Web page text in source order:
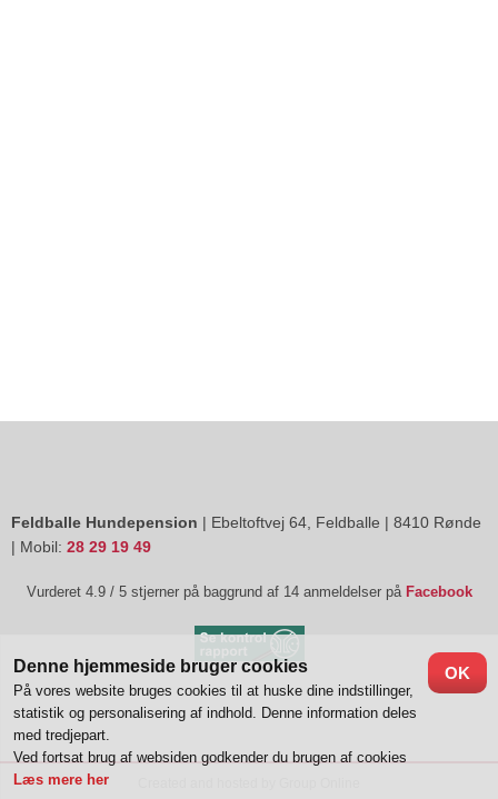
Feldballe Hundepension | Ebeltoftvej 64, Feldballe | 8410 Rønde
| Mobil: 28 29 19 49
​Vurderet 4.9 / 5 stjerner på baggrund af 14 anmeldelser på Facebook
Denne hjemmeside bruger cookies
På vores website bruges cookies til at huske dine indstillinger,
statistik og personalisering af indhold. Denne information deles
med tredjepart.
Ved fortsat brug af websiden godkender du brugen af cookies
Læs mere her
OK